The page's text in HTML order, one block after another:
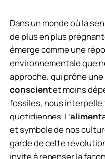
Dans un monde où la
de plus en plus
émerge comme une
environnementale que
approche, qui prône
conscientet moins
fossiles, nous
quotidiennes. L’
et symbole de nos
garde de cette
invite à repenser la